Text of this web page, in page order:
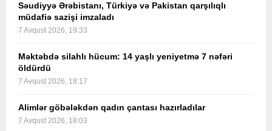
Səudiyyə Ərəbistanı, Türkiyə və Pakistan qarşılıqlı
müdafiə sazişi imzaladı
7 Avqust 2026, 19:33
Məktəbdə silahlı hücum: 14 yaşlı yeniyetmə 7 nəfəri
öldürdü
7 Avqust 2026, 18:17
Alimlər göbələkdən qadın çantası hazırladılar
7 Avqust 2026, 18:03